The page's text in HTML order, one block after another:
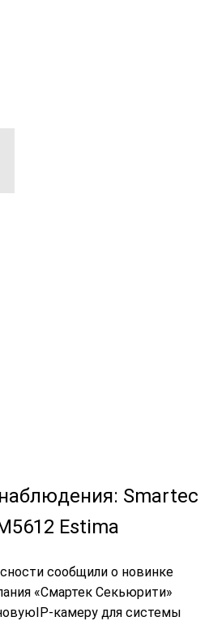
Smartec
Estima
сообщили о новинке
«Смартек Секьюрити»
камеру для системы